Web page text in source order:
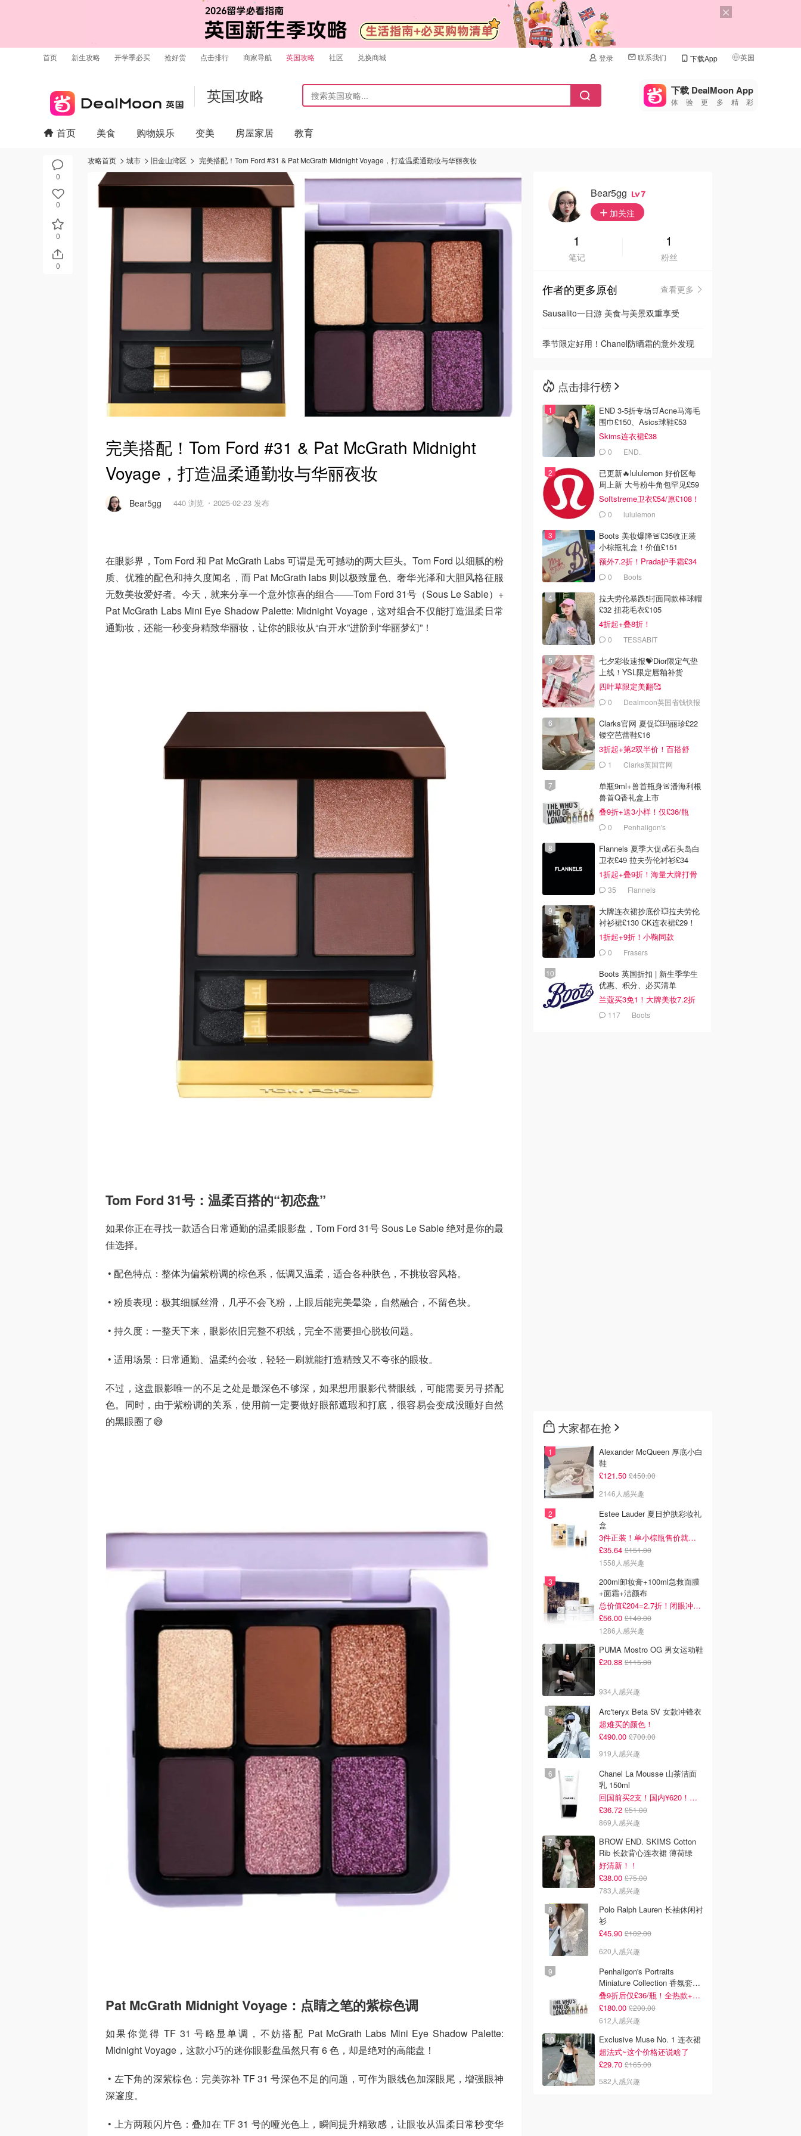
首页 新生攻略 开学季必买 抢好货 点击排行 商家导航 英国攻略 社区 兑换商城 登录 联系我们 下载App 英国
🇺🇸
🇨🇳 中国
🇦🇺
🇳🇿新西兰
英国攻略 下载 DealMoon App
体验更多精彩
0
0
0
0
首页 美食 购物娱乐 变美 房屋家居 教育
攻略首页 城市 旧金山湾区 完美搭配！Tom Ford #31 & Pat McGrath Midnight Voyage，打造温柔通勤妆与华丽夜妆
完美搭配！Tom Ford #31 & Pat McGrath Midnight
Voyage，打造温柔通勤妆与华丽夜妆
Bear5gg 440 浏览 2025-02-23 发布
在眼影界，Tom Ford 和 Pat McGrath Labs 可谓是无可撼动的两大巨头。Tom Ford 以细腻的粉
质、优雅的配色和持久度闻名，而 Pat McGrath labs 则以极致显色、奢华光泽和大胆风格征服
无数美妆爱好者。今天，就来分享一个意外惊喜的组合——Tom Ford 31号（Sous Le Sable）+
Pat McGrath Labs Mini Eye Shadow Palette: Midnight Voyage，这对组合不仅能打造温柔日常
通勤妆，还能一秒变身精致华丽妆，让你的眼妆从“白开水”进阶到“华丽梦幻”！
Tom Ford 31号：温柔百搭的“初恋盘”
如果你正在寻找一款适合日常通勤的温柔眼影盘，Tom Ford 31号 Sous Le Sable 绝对是你的最
佳选择。
• 配色特点：整体为偏紫粉调的棕色系，低调又温柔，适合各种肤色，不挑妆容风格。
• 粉质表现：极其细腻丝滑，几乎不会飞粉，上眼后能完美晕染，自然融合，不留色块。
• 持久度：一整天下来，眼影依旧完整不积线，完全不需要担心脱妆问题。
• 适用场景：日常通勤、温柔约会妆，轻轻一刷就能打造精致又不夸张的眼妆。
不过，这盘眼影唯一的不足之处是最深色不够深，如果想用眼影代替眼线，可能需要另寻搭配
色。同时，由于紫粉调的关系，使用前一定要做好眼部遮瑕和打底，很容易会变成没睡好自然
的黑眼圈了😅
Pat McGrath Midnight Voyage：点睛之笔的紫棕色调
如果你觉得 TF 31 号略显单调，不妨搭配 Pat McGrath Labs Mini Eye Shadow Palette:
Midnight Voyage，这款小巧的迷你眼影盘虽然只有 6 色，却是绝对的高能盘！
• 左下角的深紫棕色：完美弥补 TF 31 号深色不足的问题，可作为眼线色加深眼尾，增强眼神
深邃度。
• 上方两颗闪片色：叠加在 TF 31 号的哑光色上，瞬间提升精致感，让眼妆从温柔日常秒变华
Bear5gg 7
加关注
1
笔记
1
粉丝
作者的更多原创
查看更多
Sausalito一日游 美食与美景双重享受
季节限定好用！Chanel防晒霜的意外发现
点击排行榜
END 3-5折专场🛒Acne马海毛
围巾£150、Asics球鞋£53
Skims连衣裙£38
0 END.
已更新🔥lululemon 好价区每
周上新 大号粉牛角包罕见£59
Softstreme卫衣£54/原£108！
0 lululemon
Boots 美妆爆降🚨£35收正装
小棕瓶礼盒！价值£151
额外7.2折！Prada护手霜£34
0 Boots
拉夫劳伦暴跌❗️封面同款棒球帽
£32 扭花毛衣£105
4折起+叠8折！
0 TESSABIT
七夕彩妆速报💝Dior限定气垫
上线！YSL限定唇釉补货
四叶草限定美翻🥰
0 Dealmoon英国省钱快报
Clarks官网 夏促💥玛丽珍£22
镂空芭蕾鞋£16
3折起+第2双半价！百搭舒
服！1 Clarks英国官网
单瓶9ml+兽首瓶身🚨潘海利根
兽首Q香礼盒上市
叠9折+送3小样！仅£36/瓶
0 Penhaligon's
Flannels 夏季大促💰石头岛白
卫衣£49 拉夫劳伦衬衫£34
1折起+叠9折！海量大牌打骨
折！
35 Flannels
大牌连衣裙抄底价💥拉夫劳伦
衬衫裙£130 CK连衣裙£29！
1折起+9折！小鞠同款
Ganni£88
0 Frasers
Boots 英国折扣 | 新生季学生
优惠、积分、必买清单
兰蔻买3免1！大牌美妆7.2折
117 Boots
大家都在抢
Alexander McQueen 厚底小白
鞋
£121.50 £450.00
2146人感兴趣
Estee Lauder 夏日护肤彩妆礼
盒
3件正装！单小棕瓶售价就要£65！
£35.64 £151.00
1558人感兴趣
200ml卸妆膏+100ml急救面膜
+面霜+洁颜布
总价值£204=2.7折！闭眼冲这套！
£56.00 £140.00
1286人感兴趣
PUMA Mostro OG 男女运动鞋
£20.88 £115.00
934人感兴趣
Arc'teryx Beta SV 女款冲锋衣
超难买的颜色！
£490.00 £700.00
919人感兴趣
Chanel La Mousse 山茶洁面
乳 150ml
回国前买2支！国内¥620！立省近一半！
£36.72 £51.00
869人感兴趣
BROW END. SKIMS Cotton
Rib 长款背心连衣裙 薄荷绿
好清新！！
£38.00 £75.00
783人感兴趣
Polo Ralph Lauren 长袖休闲衬
衫
£45.90 £102.00
620人感兴趣
Penhaligon's Portraits
Miniature Collection 香氛套装
5瓶装
叠9折后仅£36/瓶！全热款+标志性兽首头
£180.00 £200.00
612人感兴趣
Exclusive Muse No. 1 连衣裙
超法式~这个价格还说啥了
£29.70 £165.00
582人感兴趣